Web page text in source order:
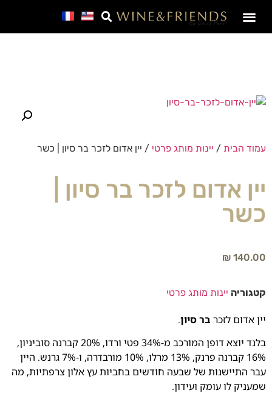
עמוד הבית / יינות מותג פרטי / יין אדום לזכר בר סיון | כשר
יין אדום לזכר בר סיון |
כשר
₪ 140.00
קטגוריה יינות מותג פרטי
יין אדום לזכר בר סיון.
בלנד יוצא דופן המורכב מ-34% פטי ורדו, 20% קברנה סוביניון,
16% קברנה פרנק, 13% מרלו, 10% מורבדרה, ו-7% גרנש. היין
עבר התיישנות של שבעה חודשים בחביות עץ אלון צרפתיות, מה
שמעניק לו עומק ועידון.